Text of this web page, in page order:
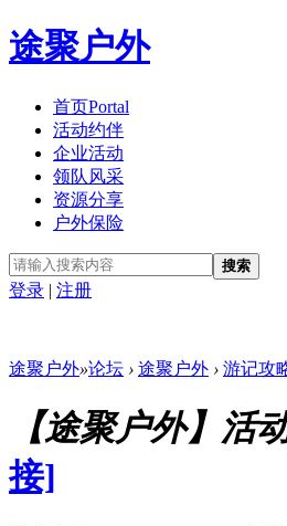
途聚户外
首页Portal
活动约伴
企业活动
领队风采
资源分享
户外保险
搜索
登录 | 注册
途聚户外»论坛 › 途聚户外 › 游记攻
【途聚户外】活
接]